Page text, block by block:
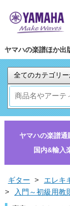
ヤマハの楽譜ほか出
ヤマハの楽譜通
国内&輸入
ギター >
エレキ
>
入門～初級用教